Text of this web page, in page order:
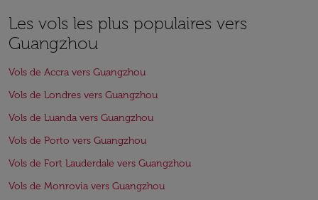
Les vols les plus populaires vers
Guangzhou
Vols de Accra vers Guangzhou
Vols de Londres vers Guangzhou
Vols de Luanda vers Guangzhou
Vols de Porto vers Guangzhou
Vols de Fort Lauderdale vers Guangzhou
Vols de Monrovia vers Guangzhou